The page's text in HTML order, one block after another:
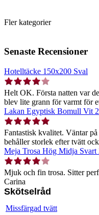
Fler kategorier
Senaste Recensioner
Hotelltäcke 150x200 Sval
Helt OK. Första natten var
blev lite grann för varmt för
Lakan Egyptisk Bomull Vit
Fantastisk kvalitet. Väntar
behåller storlek efter tvätt
Meja Trosa Hög Midja Svart
Mjuk och fin trosa. Sitter
Carina
Skötselråd
Missfärgad tvätt